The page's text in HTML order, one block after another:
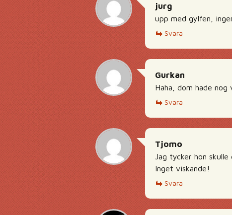
jurg
upp med gylfen,
Svara
Gurkan
Haha, dom hade
Svara
Tjomo
Jag tycker hon
Inget viskande!
Svara